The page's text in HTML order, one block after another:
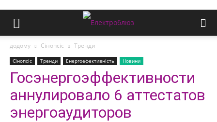
додому Сінопсіс Тренди
Сінопсіс Тренди Енергоефективність Новини
Госэнергоэффективности
аннулировало 6 аттестатов
энергоаудиторов